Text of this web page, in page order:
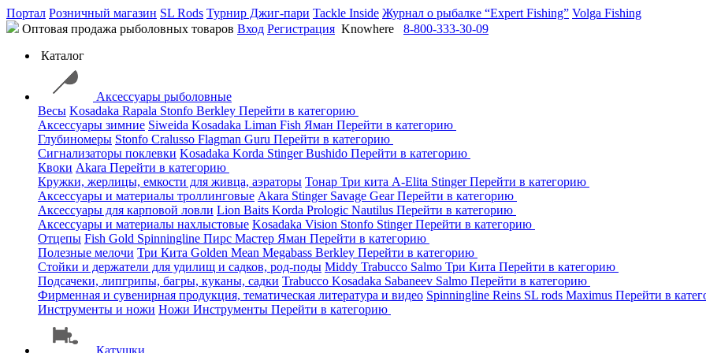
Портал Розничный магазин SL Rods Турнир Джиг-пари Tackle Inside Журнал о рыбалке “Expert Fishing” Volga Fishing
Оптовая продажа рыболовных товаров Вход Регистрация Knowhere
8-800-333-30-09
Каталог
Аксессуары рыболовные
Весы Kosadaka Rapala Stonfo Berkley Перейти в категорию
Аксессуары зимние Siweida Kosadaka Liman Fish Яман Перейти в категорию
Глубиномеры Stonfo Cralusso Flagman Guru Перейти в категорию
Сигнализаторы поклевки Kosadaka Korda StingerBushido Перейти в категорию
Квоки Akara Перейти в категорию
Кружки, жерлицы, емкости для живца, аэраторы Тонар Три кита A-Elita StingerПерейти в категорию
Аксессуары и материалы троллинговые Akara Stinger Savage GearПерейти в категорию
Аксессуары для карповой ловли Lion Baits Korda Prologic Nautilus Перейти в категорию
Аксессуары и материалы нахлыстовые Kosadaka Vision Stonfo StingerПерейти в категорию
Отцепы Fish Gold Spinningline Пирс Мастер Яман Перейти в категорию
Полезные мелочи Три Кита Golden Mean Megabass Berkley Перейти в категорию
Стойки и держатели для удилищ и садков, род-поды Middy Trabucco Salmo Три Кита Перейти в категорию
Подсачеки, липгрипы, багры, куканы, садки Trabucco Kosadaka Sabaneev Salmo Перейти в категорию
Фирменная и сувенирная продукция, тематическая литература и видео Spinningline Reins SL rods Maximus Перейти в
Инструменты и ножи Ножи Инструменты Перейти в категорию
Катушки